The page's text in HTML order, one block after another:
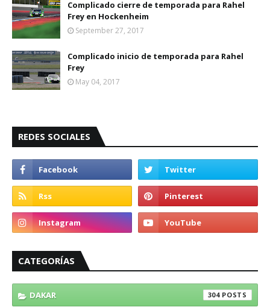
Complicado cierre de temporada para Rahel
Frey en Hockenheim
September 27, 2017
Complicado inicio de temporada para Rahel
Frey
May 04, 2017
REDES SOCIALES
CATEGORÍAS
DAKAR 304